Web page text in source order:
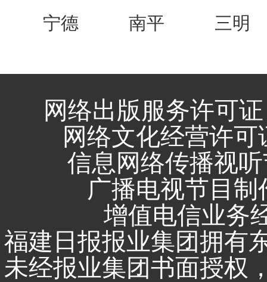
宁德
南平 三明
网络出版服务许可
网络文化经营许可
信息网络传播视
广播电视节目
增值电信业务
福建日报报业集团拥有
未经报业集团书面授权